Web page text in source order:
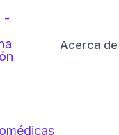
Acerca de